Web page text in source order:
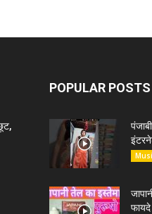
POPULAR POSTS